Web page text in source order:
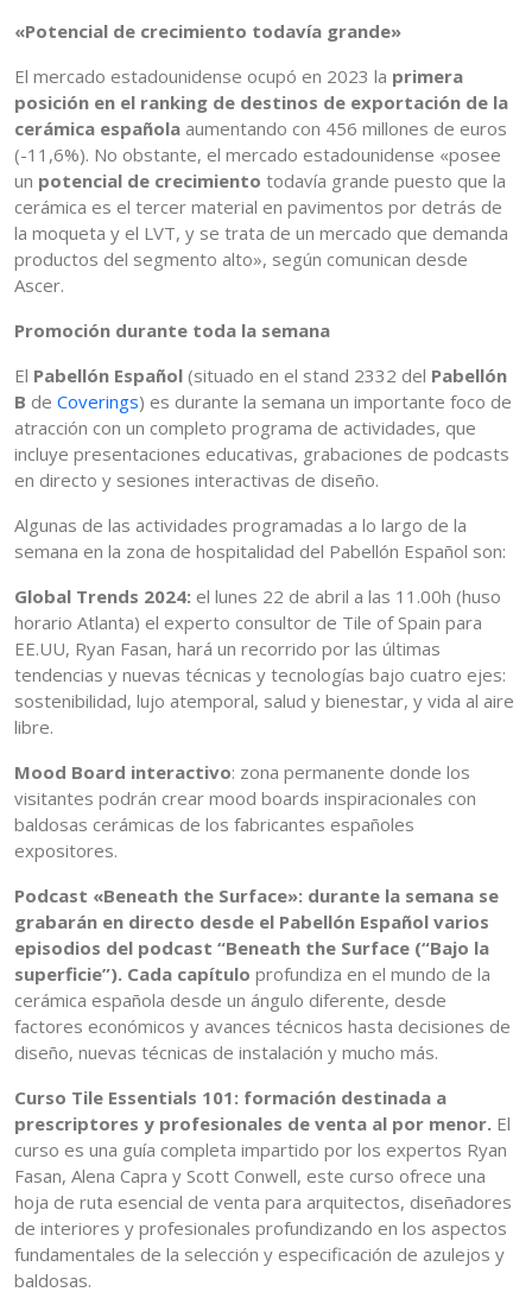
«Potencial de crecimiento todavía grande»
El mercado estadounidense ocupó en 2023 la primera
posición en el ranking de destinos de exportación de la
cerámica española aumentando con 456 millones de euros
(-11,6%). No obstante, el mercado estadounidense «posee
un potencial de crecimiento todavía grande puesto que la
cerámica es el tercer material en pavimentos por detrás de
la moqueta y el LVT, y se trata de un mercado que demanda
productos del segmento alto», según comunican desde
Ascer.
Promoción durante toda la semana
El Pabellón Español (situado en el stand 2332 del Pabellón
B de Coverings) es durante la semana un importante foco de
atracción con un completo programa de actividades, que
incluye presentaciones educativas, grabaciones de podcasts
en directo y sesiones interactivas de diseño.
Algunas de las actividades programadas a lo largo de la
semana en la zona de hospitalidad del Pabellón Español son:
Global Trends 2024: el lunes 22 de abril a las 11.00h (huso
horario Atlanta) el experto consultor de Tile of Spain para
EE.UU, Ryan Fasan, hará un recorrido por las últimas
tendencias y nuevas técnicas y tecnologías bajo cuatro ejes:
sostenibilidad, lujo atemporal, salud y bienestar, y vida al aire
libre.
Mood Board interactivo: zona permanente donde los
visitantes podrán crear mood boards inspiracionales con
baldosas cerámicas de los fabricantes españoles
expositores.
Podcast «Beneath the Surface»: durante la semana se
grabarán en directo desde el Pabellón Español varios
episodios del podcast “Beneath the Surface (“Bajo la
superficie”). Cada capítulo profundiza en el mundo de la
cerámica española desde un ángulo diferente, desde
factores económicos y avances técnicos hasta decisiones de
diseño, nuevas técnicas de instalación y mucho más.
Curso Tile Essentials 101: formación destinada a
prescriptores y profesionales de venta al por menor. El
curso es una guía completa impartido por los expertos Ryan
Fasan, Alena Capra y Scott Conwell, este curso ofrece una
hoja de ruta esencial de venta para arquitectos, diseñadores
de interiores y profesionales profundizando en los aspectos
fundamentales de la selección y especificación de azulejos y
baldosas.